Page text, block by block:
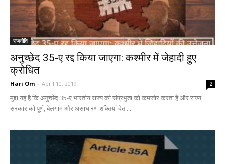
राजनीति
अनुच्छेद 35-ए रद्द किया जाएगा: कश्मीर में जेहादी हुए
क्रोधित
Hari Om - April 10, 2019 2
मुद्दा यह है कि अनुच्छेद 35-ए भारतीय राज्य की संप्रभुता को कमजोर करता है और राज्य
सरकार को पूर्ण, बेलगाम और असाधारण शक्तियां देता...